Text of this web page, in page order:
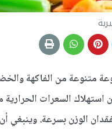
متنوعة من الفاكهة
السعرات الحرارية
الوزن بسرعة. وينبغي